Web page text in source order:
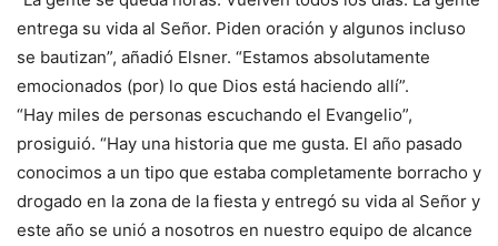
entrega su vida al Señor. Piden oración y algunos incluso
se bautizan”, añadió Elsner. “Estamos absolutamente
emocionados (por) lo que Dios está haciendo allí”.
“Hay miles de personas escuchando el Evangelio”,
prosiguió. “Hay una historia que me gusta. El año pasado
conocimos a un tipo que estaba completamente borracho y
drogado en la zona de la fiesta y entregó su vida al Señor y
este año se unió a nosotros en nuestro equipo de alcance